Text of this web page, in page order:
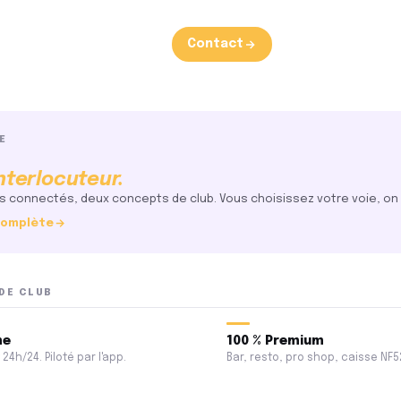
shop, caisse NF525.
Contact
connectés, deux concepts de club. Vous choisissez votre voie,
CLUB
24. Piloté par l'app.
100 % Premium
Bar, resto, pro shop, caisse
votre caisse.